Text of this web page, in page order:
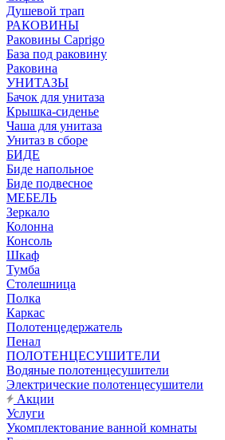
Душевой трап
РАКОВИНЫ
Раковины Caprigo
База под раковину
Раковина
УНИТАЗЫ
Бачок для унитаза
Крышка-сиденье
Чаша для унитаза
Унитаз в сборе
БИДЕ
Биде напольное
Биде подвесное
МЕБЕЛЬ
Зеркало
Колонна
Консоль
Шкаф
Тумба
Столешница
Полка
Каркас
Полотенцедержатель
Пенал
ПОЛОТЕНЦЕСУШИТЕЛИ
Водяные полотенцесушители
Электрические полотенцесушители
Акции
Услуги
Укомплектование ванной комнаты